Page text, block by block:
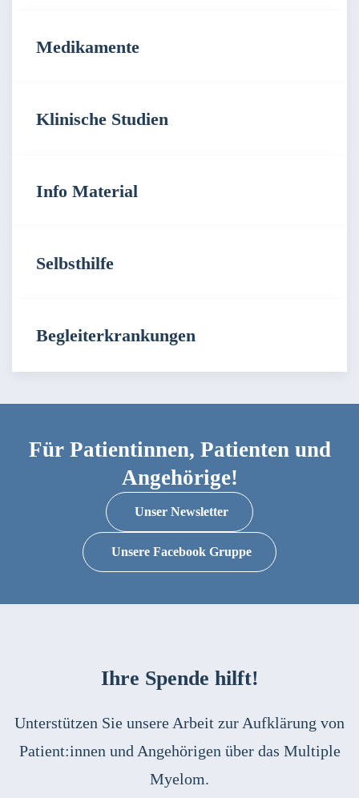
Medikamente
Klinische Studien
Info Material
Selbsthilfe
Begleiterkrankungen
Für Patientinnen, Patienten und
Angehörige!
Unser Newsletter
Unsere Facebook Gruppe
Ihre Spende hilft!
Unterstützen Sie unsere Arbeit zur Aufklärung von
Patient:innen und Angehörigen über das Multiple
Myelom.